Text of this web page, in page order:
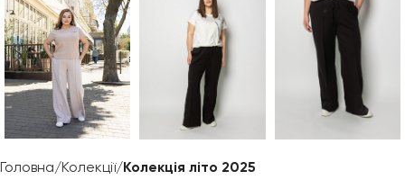
Головна Колекції Колекція літо 2025